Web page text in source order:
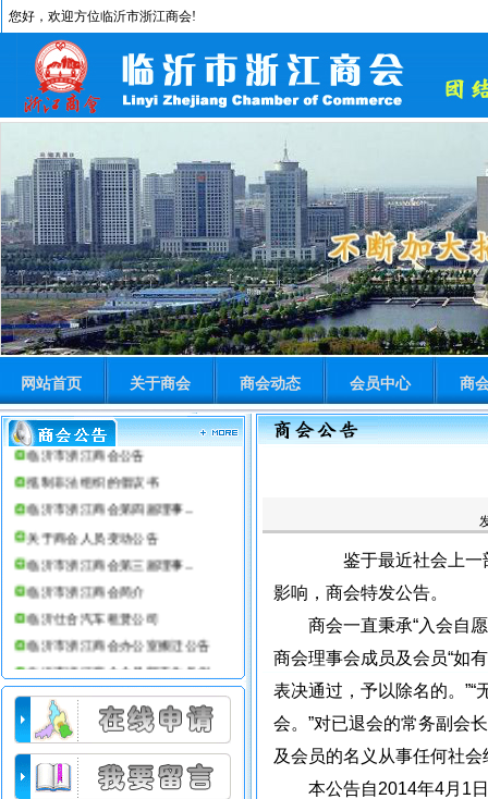
您好，欢迎方位临沂市浙江商会!
网站首页 关于商会 商会动态 会员中心 商
临沂市浙江商会公告
抵制非法组织的倡议书
临沂市浙江商会第四届理事...
关于商会人员变动公告
临沂市浙江商会第三届理事...
临沂市浙江商会简介
临沂仕合汽车租赁公司
临沂市浙江商会办公室搬迁公告
临沂市浙江商会会员部工作条例
临沂市浙江商会08年收费标准
鉴于最近社会上一部
影响，商会特发公告。
商会一直秉承“入会自愿
商会理事会成员及会员“如
表决通过，予以除名的。
会。”对已退会的常务副会
及会员的名义从事任何社会
本公告自2014年4月1日